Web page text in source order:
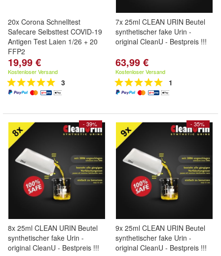
20x Corona Schnelltest
Safecare Selbsttest COVID-19
Antigen Test Laien 1/26 + 20
FFP2
19,99 €
Kostenloser Versand
3
7x 25ml CLEAN URIN Beutel
synthetischer fake Urin -
original CleanU - Bestpreis !!!
63,99 €
Kostenloser Versand
1
- 39%
8x 25ml CLEAN URIN Beutel
synthetischer fake Urin -
original CleanU - Bestpreis !!!
- 35%
9x 25ml CLEAN URIN Beutel
synthetischer fake Urin -
original CleanU - Bestpreis !!!